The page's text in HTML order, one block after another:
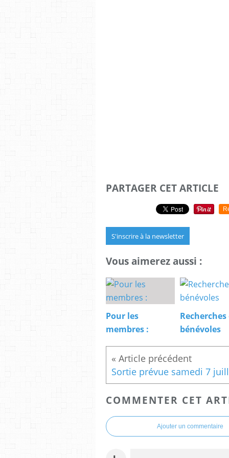
PARTAGER CET ARTICLE
S'inscrire à la newsletter
Vous aimerez aussi :
Pour les
membres :
Recherches
bénévoles
Sortie prévue samedi 7
COMMENTER CET
Ajouter un commentaire